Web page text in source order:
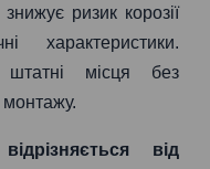
ризик корозії
характеристики.
штатні місця без
від